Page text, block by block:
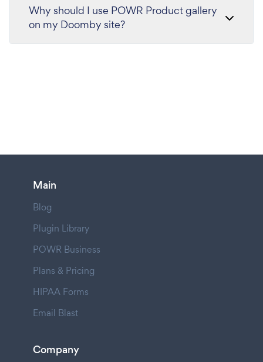
Why should I use POWR Product gallery
on my Doomby site?
Main
Blog
Plugin Library
POWR Business
Plans & Pricing
HIPAA Forms
Email Blast
Company